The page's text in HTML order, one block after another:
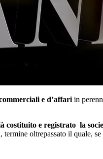
e d’affari in
costituito e registrato la
oltrepassato il quale,